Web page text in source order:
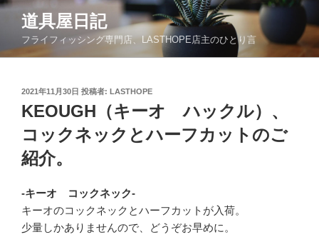
コ
ン
道具屋日記
フライフィッシング専門店、LASTHOPE店主のひとり言
投
稿
日:
2021年11月30日 投稿者: LASTHOPE
KEOUGH（キーオ ハックル）、
コックネックとハーフカットのご
紹介。
-キーオ コックネック-
キーオのコックネックとハーフカットが入荷。
少量しかありませんので、どうぞお早めに。